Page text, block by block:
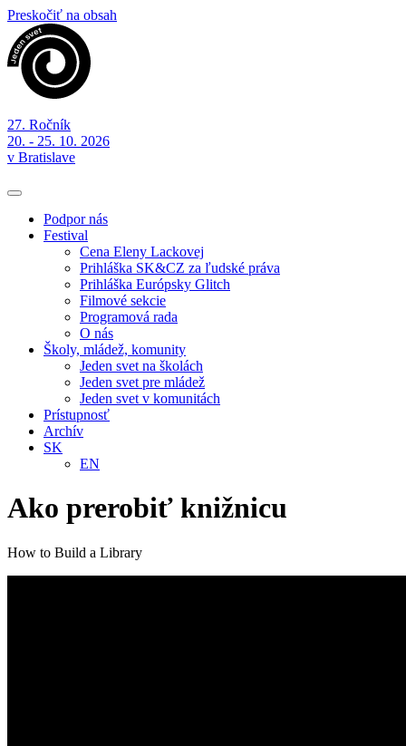
Preskočiť na obsah
27. Ročník
20. - 25. 10. 2026
v Bratislave
Podpor nás
Festival
Cena Eleny Lackovej
Prihláška SK&CZ za ľudské práva
Prihláška Európsky Glitch
Filmové sekcie
Programová rada
O nás
Školy, mládež, komunity
Jeden svet na školách
Jeden svet pre mládež
Jeden svet v komunitách
Prístupnosť
Archív
SK
EN
Ako prerobiť knižnicu
How to Build a Library